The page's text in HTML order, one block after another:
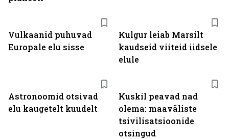
Vulkaanid puhuvad
Europale elu sisse
Kulgur leiab Marsilt
kaudseid viiteid iidsele
elule
Astronoomid otsivad
elu kaugetelt kuudelt
Kuskil peavad nad
olema: maaväliste
tsivilisatsioonide
otsingud